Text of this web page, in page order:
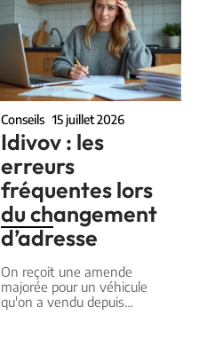
Conseils 15 juillet 2026
Idivov : les
erreurs
fréquentes lors
du changement
d’adresse
On reçoit une amende
majorée pour un véhicule
qu'on a vendu depuis